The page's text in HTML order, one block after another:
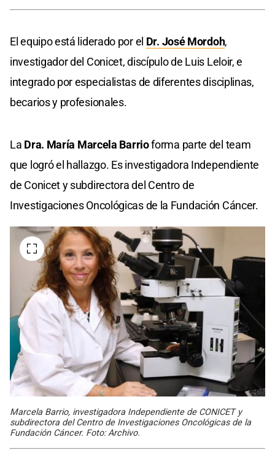
El equipo está liderado por el Dr. José Mordoh,
investigador del Conicet, discípulo de Luis Leloir, e
integrado por especialistas de diferentes disciplinas,
becarios y profesionales.
La Dra. María Marcela Barrioforma parte del team
que logró el hallazgo. Es investigadora Independiente
de Conicet y subdirectora del Centro de
Investigaciones Oncológicas de la Fundación Cáncer.
Marcela Barrio, investigadora Independiente de CONICET y
subdirectora del Centro de Investigaciones Oncológicas de la
Fundación Cáncer. Foto: Archivo.